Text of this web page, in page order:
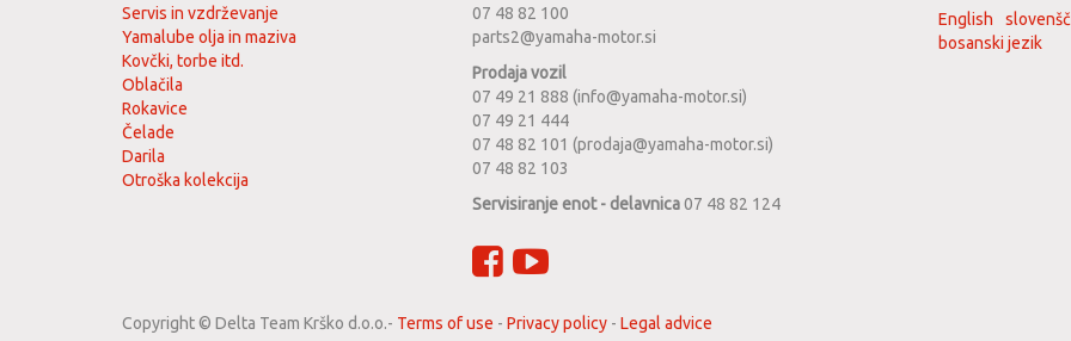
Servis in vzdrževanje
Yamalube olja in maziva
Kovčki, torbe itd.
Oblačila
Rokavice
Čelade
Darila
Otroška kolekcija
07 48 82 100
parts2@yamaha-motor.si
Prodaja vozil
07 49 21 888 (info@yamaha-motor.si)
07 49 21 444
07 48 82 101 (prodaja@yamaha-motor.si)
07 48 82 103
Servisiranje enot - delavnica07 48 82 124
English
bosanski jezik
Copyright © Delta Team Krško d.o.o.- Terms of use - Privacy policy - Legal advice